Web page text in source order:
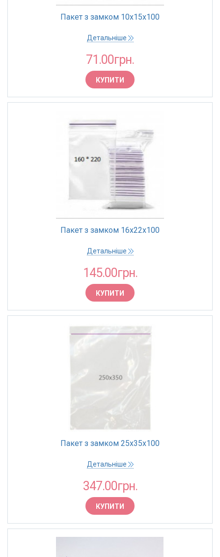
Пакет з замком 10х15х100
Детальніше
71.00грн.
КУПИТИ
Пакет з замком 16х22х100
Детальніше
145.00грн.
КУПИТИ
Пакет з замком 25х35х100
Детальніше
347.00грн.
КУПИТИ